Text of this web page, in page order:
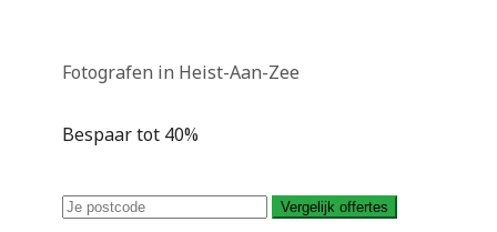
Fotografen in Heist-Aan-Zee
Bespaar tot 40%
Vergelijk offertes